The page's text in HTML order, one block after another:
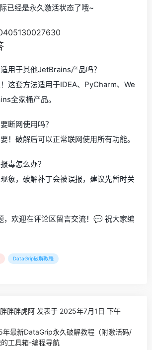
已经是永久激活状态了哦~
用于其他JetBrains产品吗？
这套方法适用于IDEA、PyCharm、We
全家桶产品。
断网使用吗？
！破解后可以正常联网使用所有功能。
毒怎么办？
象，破解补丁会被误报，建议先暂时关
，欢迎在评论区留言交流！💬 祝大家编
DataGrip破解教程
胖胖虎阿 发表于 2025年7月1日 下午
年最新DataGrip永久破解教程（附激活码/
工具箱-编程导航